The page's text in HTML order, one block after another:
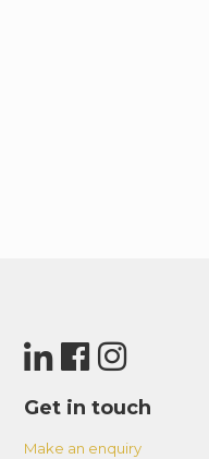
Get in touch
Make an enquiry